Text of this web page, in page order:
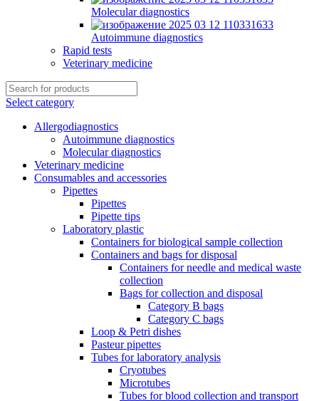
Molecular diagnostics
Autoimmune diagnostics
Rapid tests
Veterinary medicine
Select category
Allergodiagnostics
Autoimmune diagnostics
Molecular diagnostics
Veterinary medicine
Consumables and accessories
Pipettes
Pipettes
Pipette tips
Laboratory plastic
Containers for biological sample collection
Containers and bags for disposal
Containers for needle and medical waste
collection
Bags for collection and disposal
Category B bags
Category C bags
Loop & Petri dishes
Pasteur pipettes
Tubes for laboratory analysis
Cryotubes
Microtubes
Tubes for blood collection and transport